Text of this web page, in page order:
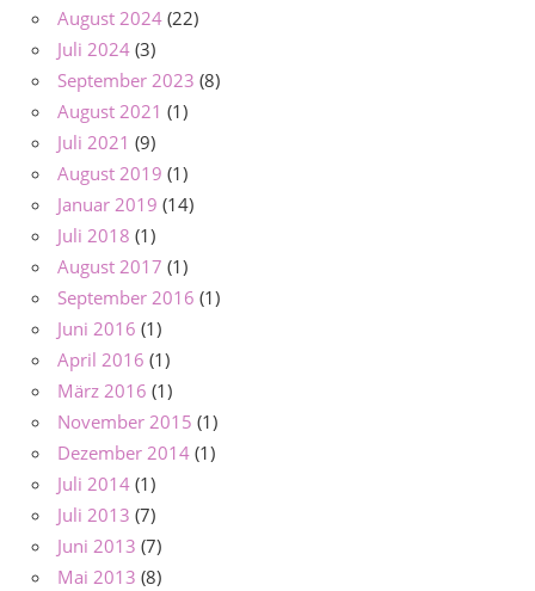
August 2024 (22)
Juli 2024 (3)
September 2023 (8)
August 2021 (1)
Juli 2021 (9)
August 2019 (1)
Januar 2019 (14)
Juli 2018 (1)
August 2017 (1)
September 2016 (1)
Juni 2016 (1)
April 2016 (1)
März 2016 (1)
November 2015 (1)
Dezember 2014 (1)
Juli 2014 (1)
Juli 2013 (7)
Juni 2013 (7)
Mai 2013 (8)